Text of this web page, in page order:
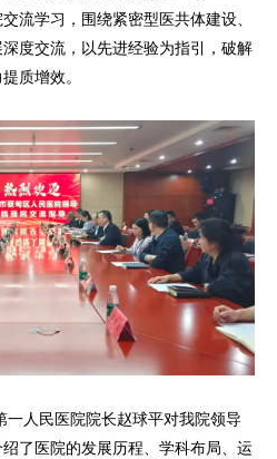
流学习，围绕紧密型医共体建设、
度交流，以先进经验为指引，破解
质增效。
一人民医院院长赵球平对我院领导
了医院的发展历程、学科布局、运